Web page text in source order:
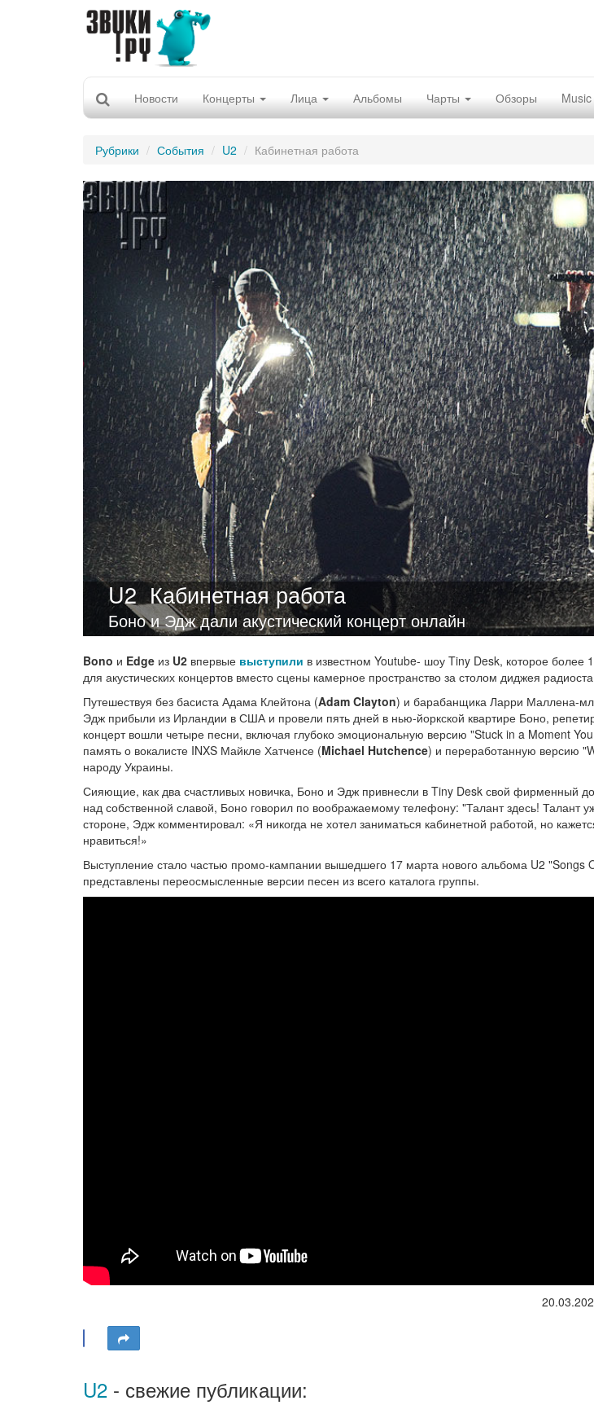
Новости Концерты Лица Альбомы Чарты Обзоры
Рубрики События U2 Кабинетная работа
U2 Кабинетная работа
Боно и Эдж дали акустический концерт онлайн
Bono и Edge из U2 впервые выступили в известном Youtube- шоу Tiny Desk, которое более
для акустических концертов вместо сцены камерное пространство за столом диджея
Путешествуя без басиста Адама Клейтона (Adam Clayton) и барабанщика Ларри Маллена-
Эдж прибыли из Ирландии в США и провели пять дней в нью-йоркской квартире Боно,
концерт вошли четыре песни, включая глубоко эмоциональную версию "Stuck in a Moment
память о вокалисте INXS Майкле Хатченсе (Michael Hutchence) и переработанную версию
народу Украины.
Сияющие, как два счастливых новичка, Боно и Эдж привнесли в Tiny Desk свой фирменный
над собственной славой, Боно говорил по воображаемому телефону: "Талант здесь! Талант
стороне, Эдж комментировал: «Я никогда не хотел заниматься кабинетной работой, но
нравиться!»
Выступление стало частью промо-кампании вышедшего 17 марта нового альбома U2 "Songs
представлены переосмысленные версии песен из всего каталога группы.
U2 - свежие публикации: